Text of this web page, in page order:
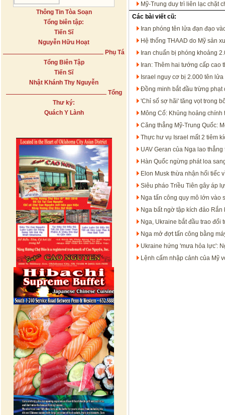
Thông Tin Tòa Soạn
Tổng biên tập:
Tiến Sĩ
Nguyễn Hữu Hoạt
Phụ Tá
Tổng Biên Tập
Tiến Sĩ
Nhật Khánh Thy Nguyễn
Tổng
Thư ký:
Quách Y Lành
Mỹ-Trung duy trì liên lạc chặt
Các bài viết cũ:
Iran phóng tên lửa đạn đạo
Hệ thống THAAD do Mỹ sản
Iran chuẩn bị phóng khoảng
Iran: Thêm hai tướng cấp cao
Israel nguy cơ bị 2.000 tên
Đồng minh bắt đầu trừng phạt
'Chỉ số sợ hãi' tăng vọt trong
Mông Cổ: Khủng hoảng
Căng thẳng Mỹ-Trung Quốc:
Thực hư vụ Israel mất 2 tiêm
UAV Geran của Nga lao
Hàn Quốc ngừng phát loa
Elon Musk thừa nhận hối tiếc
Siêu pháo Triều Tiên gây áp
Nga tấn công quy mô lớn vào
Nga bất ngờ tập kích đảo
Nga, Ukraine bắt đầu trao đổi
Nga mở đợt tấn công bằng
Ukraine hứng 'mưa hỏa lực':
Lệnh cấm nhập cảnh của Mỹ